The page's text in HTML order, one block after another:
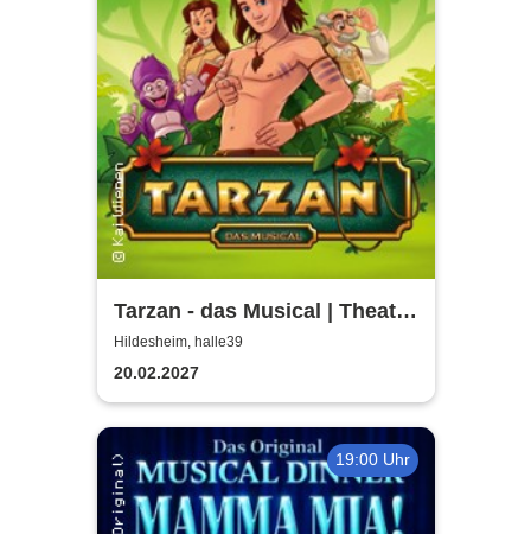
Tarzan - das Musical | Theater
Liberi
Hildesheim, halle39
20.02.2027
19:00 Uhr